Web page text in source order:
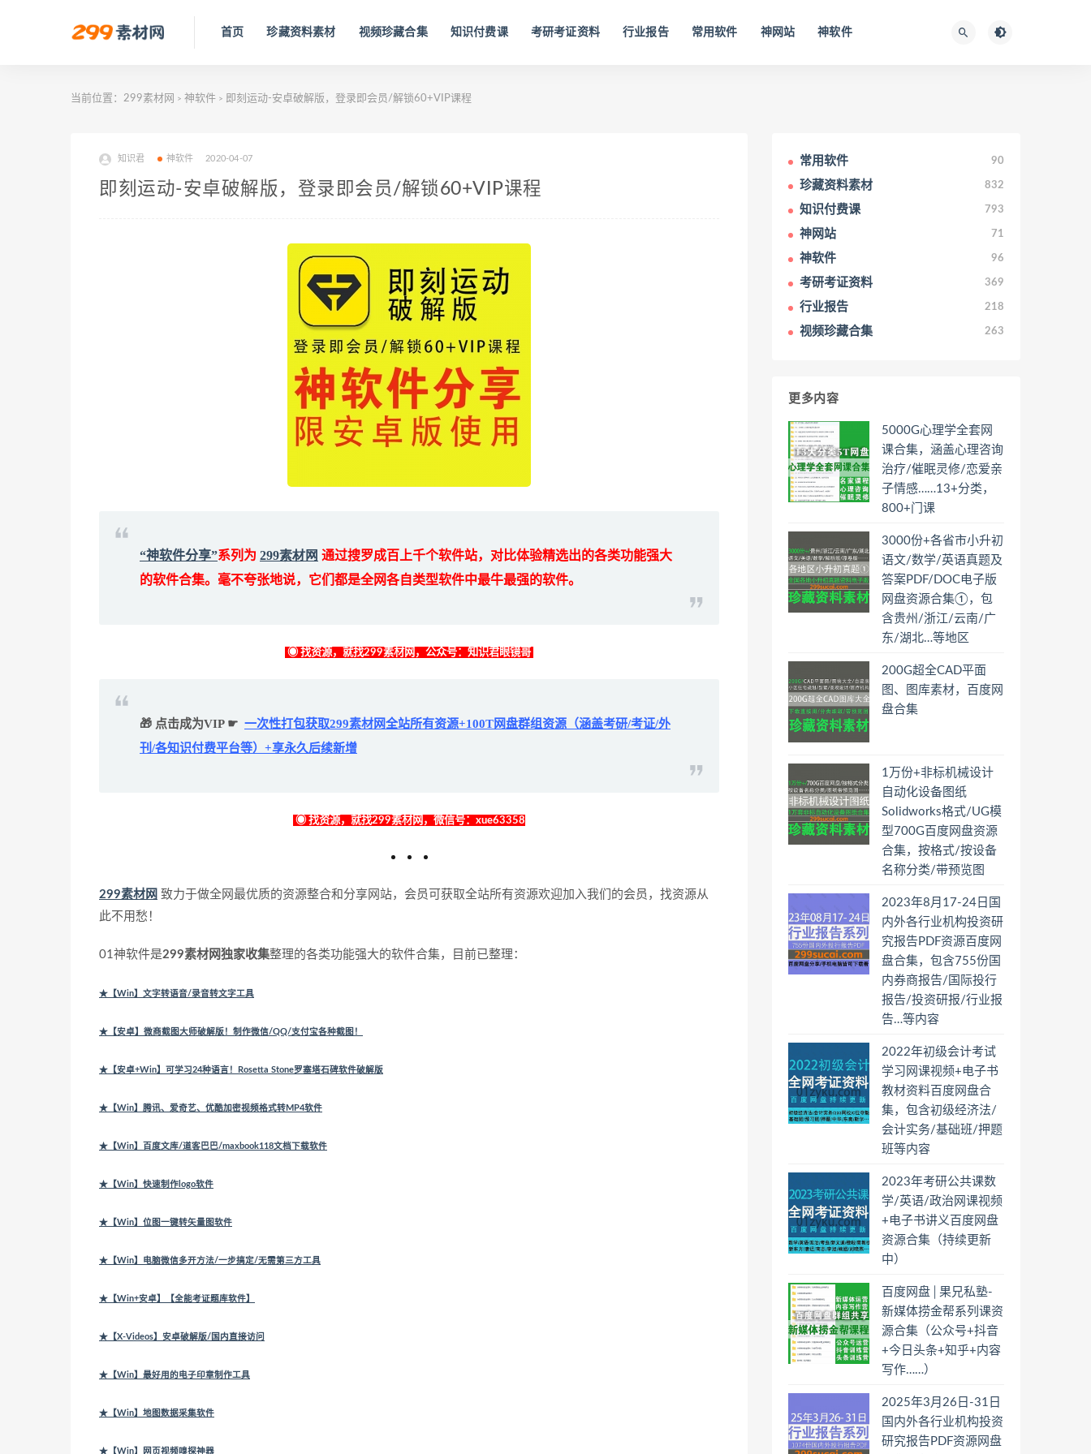
首页 珍藏资料素材 视频珍藏合集 知识付费课 考研考证资料 行业报告 常用软件 神网站 神软件
当前位置： 299素材网 > 神软件 > 即刻运动-安卓破解版，登录即会员/解锁60+VIP课程
知识君 神软件 2020-04-07
即刻运动-安卓破解版，登录即会员/解锁60+VIP课程
“神软件分享”系列为 299素材网 通过搜罗成百上千个软件站，对比体验精选出的各类功能强大
的软件合集。毫不夸张地说，它们都是全网各自类型软件中最牛最强的软件。
◉ 找资源，就找299素材网，公众号：知识君眼镜哥
🎁 点击成为VIP ☛ 一次性打包获取299素材网全站所有资源+100T网盘群组资源（涵盖考研/考证/外
刊/各知识付费平台等）+享永久后续新增
◉ 找资源，就找299素材网，微信号：xue63358
299素材网 致力于做全网最优质的资源整合和分享网站，会员可获取全站所有资源欢迎加入我们的会员，找资源从
此不用愁！
01神软件是299素材网独家收集整理的各类功能强大的软件合集，目前已整理：
★【Win】文字转语音/录音转文字工具
★【安卓】微商截图大师破解版！制作微信/QQ/支付宝各种截图！
★【安卓+Win】可学习24种语言！Rosetta Stone罗塞塔石碑软件破解版
★【Win】腾讯、爱奇艺、优酷加密视频格式转MP4软件
★【Win】百度文库/道客巴巴/maxbook118文档下载软件
★【Win】快速制作logo软件
★【Win】位图一键转矢量图软件
★【Win】电脑微信多开方法/一步搞定/无需第三方工具
★【Win+安卓】【全能考证题库软件】
★【X-Videos】安卓破解版/国内直接访问
★【Win】最好用的电子印章制作工具
★【Win】地图数据采集软件
★【Win】网页视频嗅探神器
常用软件 90
珍藏资料素材 832
知识付费课 793
神网站 71
神软件 96
考研考证资料 369
行业报告 218
视频珍藏合集 263
更多内容
5000G心理学全套网
课合集，涵盖心理咨询
治疗/催眠灵修/恋爱亲
子情感……13+分类，
800+门课
3000份+各省市小升初
语文/数学/英语真题及
答案PDF/DOC电子版
网盘资源合集①，包
含贵州/浙江/云南/广
东/湖北…等地区
200G超全CAD平面
图、图库素材，百度网
盘合集
1万份+非标机械设计
自动化设备图纸
Solidworks格式/UG模
型700G百度网盘资源
合集，按格式/按设备
名称分类/带预览图
2023年8月17-24日国
内外各行业机构投资研
究报告PDF资源百度网
盘合集，包含755份国
内券商报告/国际投行
报告/投资研报/行业报
告…等内容
2022年初级会计考试
学习网课视频+电子书
教材资料百度网盘合
集，包含初级经济法/
会计实务/基础班/押题
班等内容
2023年考研公共课数
学/英语/政治网课视频
+电子书讲义百度网盘
资源合集（持续更新
中）
百度网盘│果兄私塾-
新媒体捞金帮系列课资
源合集（公众号+抖音
+今日头条+知乎+内容
写作……）
2025年3月26日-31日
国内外各行业机构投资
研究报告PDF资源网盘